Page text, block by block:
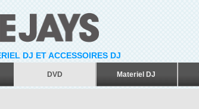
DJ ET ACCESSOIRES DJ
DVD Materiel DJ